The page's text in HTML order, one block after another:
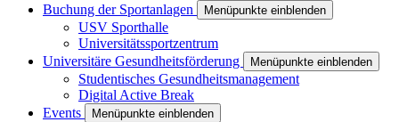
Buchung der Sportanlagen
Menüpunkte einblenden
USV Sporthalle
Universitätssportzentrum
Universitäre Gesundheitsförderung
Menüpunkte einblenden
Studentisches Gesundheitsmanagement
Digital Active Break
Events
Menüpunkte einblenden